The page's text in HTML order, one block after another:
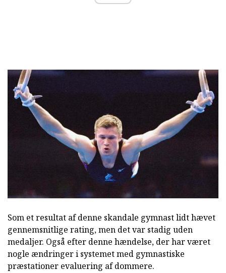
Som et resultat af denne skandale gymnast lidt hævet
gennemsnitlige rating, men det var stadig uden
medaljer. Også efter denne hændelse, der har været
nogle ændringer i systemet med gymnastiske
præstationer evaluering af dommere.